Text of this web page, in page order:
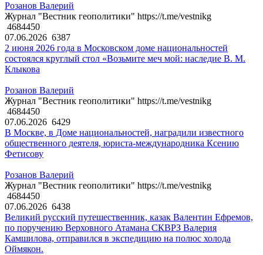
Розанов Валерий
Журнал "Вестник геополитики" https://t.me/vestnikg
4684450
07.06.2026 6387
2 июня 2026 года в Московском доме национальностей
состоялся круглый стол «Возьмите меч мой: наследие В. М.
Клыкова
Розанов Валерий
Журнал "Вестник геополитики" https://t.me/vestnikg
4684450
07.06.2026 6429
В Москве, в Доме национальностей, наградили известного
общественного деятеля, юриста-международника Ксению
Фетисову
Розанов Валерий
Журнал "Вестник геополитики" https://t.me/vestnikg
4684450
07.06.2026 6438
Великий русский путешественник, казак Валентин Ефремов,
по поручению Верховного Атамана СКВРЗ Валерия
Камшилова, отправился в экспедицию на полюс холода
Оймякон.